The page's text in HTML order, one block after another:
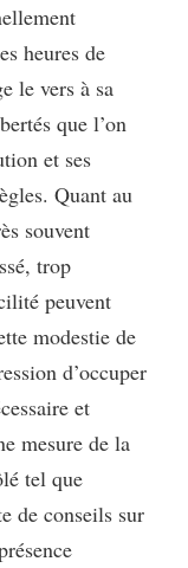
heures de
le vers à sa
que l’on
et ses
Quant au
souvent
trop
peuvent
modestie de
d’occuper
et
mesure de la
tel que
de conseils sur